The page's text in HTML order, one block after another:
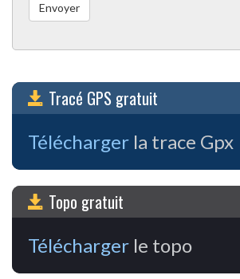
Tracé GPS gratuit
Télécharger la trace Gpx
Topo gratuit
Télécharger le topo